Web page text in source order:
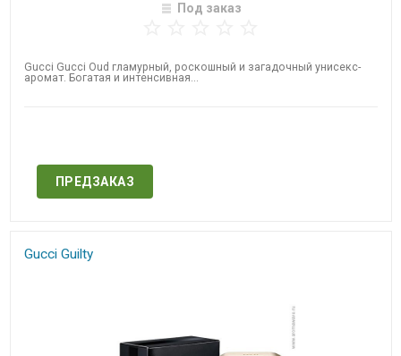
Под заказ
Gucci Gucci Oud гламурный, роскошный и загадочный унисекс-
аромат. Богатая и интенсивная...
ПРЕДЗАКАЗ
Gucci Guilty